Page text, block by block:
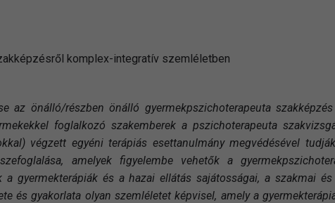
komplex-integratív szemléletben
az önálló/részben önálló gyermekpszichoterapeuta
foglalkozó szakemberek a pszichoterapeuta
végzett egyéni terápiás esettanulmány megvédésével
amelyek figyelembe vehetők a
gyermekterápiák és a hazai ellátás sajátosságai, a szakmai és
és gyakorlata olyan szemléletet képvisel, amely a